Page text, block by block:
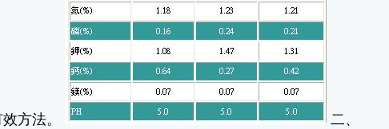
方法。
二、